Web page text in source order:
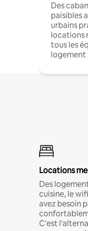
Des
paisibles
urbains
locations
tous les
logement
Locations
Des
cuisine, le
avez besoin
C'est